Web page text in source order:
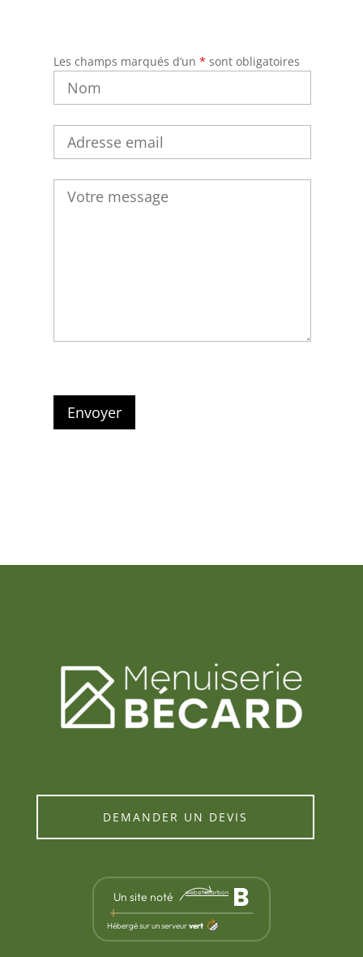
Les champs marqués d’un * sont obligatoires
DEMANDER UN DEVIS
Un site noté websitecarbon B
Hébergé sur un serveurvert